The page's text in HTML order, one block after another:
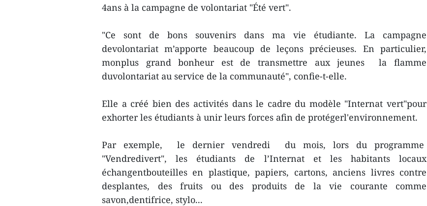
4ans à la campagne de volontariat "Été vert".
"Ce sont de bons souvenirs dans ma vie étudiante. La campagne
devolontariat m’apporte beaucoup de leçons précieuses. En particulier,
monplus grand bonheur est de transmettre aux jeunes la flamme
duvolontariat au service de la communauté", confie-t-elle.
Elle a créé bien des activités dans le cadre du modèle "Internat vert"pour
exhorter les étudiants à unir leurs forces afin de protégerl'environnement.
Par exemple, le dernier vendredi du mois, lors du programme
"Vendredivert", les étudiants de l’Internat et les habitants locaux
échangentbouteilles en plastique, papiers, cartons, anciens livres contre
desplantes, des fruits ou des produits de la vie courante comme
savon,dentifrice, stylo...